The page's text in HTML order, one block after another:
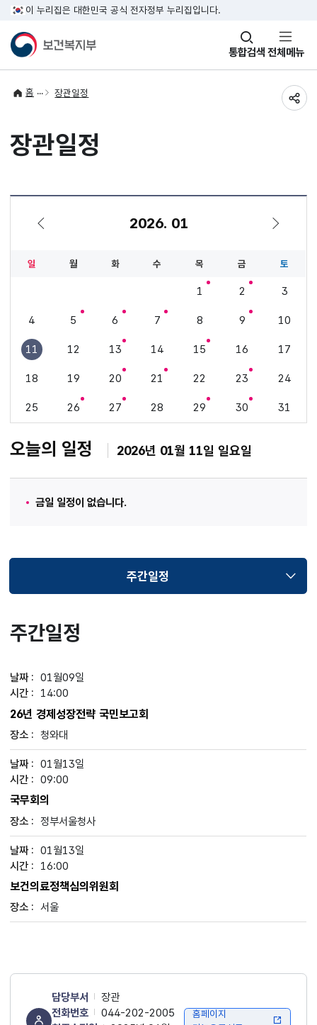
이 누리집은 대한민국 공식 전자정부 누리집입니다.
통합검색
창
열기 전체메뉴
홈 장관일정
장관일정
2026. 01
일 월 화 수 목 금 토
1 2 3
4 5 6 7 8 9 10
11 12 13 14 15 16 17
18 19 20 21 22 23 24
25 26 27 28 29 30 31
오늘의 일정 2026년 01월 11일 일요일
금일 일정이 없습니다.
주간일정
선택됨
주간일정
01월09일
14:00
26년 경제성장전략 국민보고회
청와대
01월13일
09:00
국무회의
정부서울청사
01월13일
16:00
보건의료정책심의위원회
서울
담당부서
장관
전화번호
044-202-2005
홈페이지